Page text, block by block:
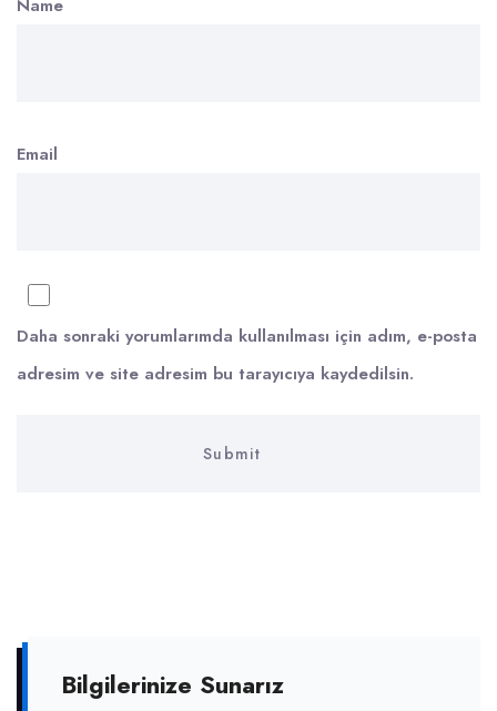
Name
Email
Daha sonraki yorumlarımda kullanılması için adım, e-posta
adresim ve site adresim bu tarayıcıya kaydedilsin.
Bilgilerinize Sunarız